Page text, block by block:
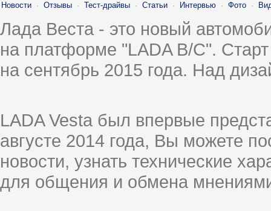
Новости · Отзывы · Тест-драйвы · Статьи · Интервью · Фото ·
Лада Веста - это новый
на платформе "LADA B/C".
на сентябрь 2015 года. Над
LADA Vesta был впервые
августе 2014 года, Вы можете
новости, узнать технические
для общения и обмена